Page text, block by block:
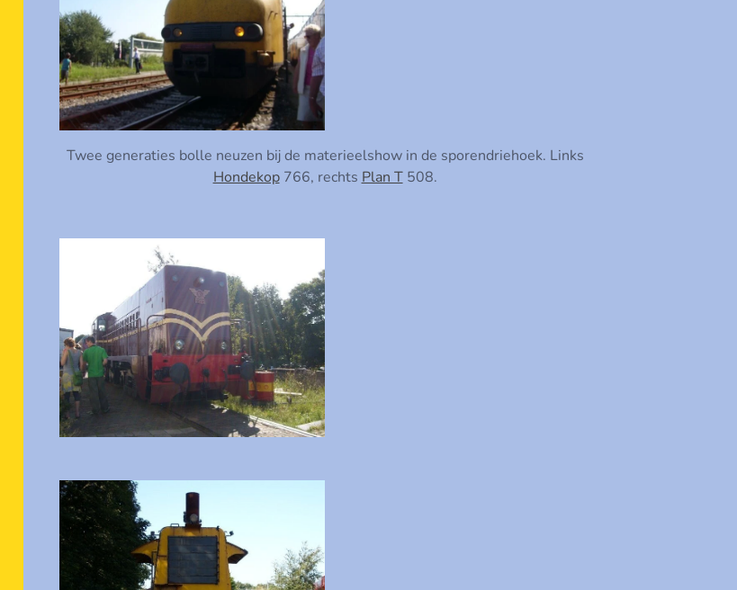
Twee generaties bolle neuzen bij de materieelshow in de sporendriehoek. Links
Hondekop766, rechts Plan T508.